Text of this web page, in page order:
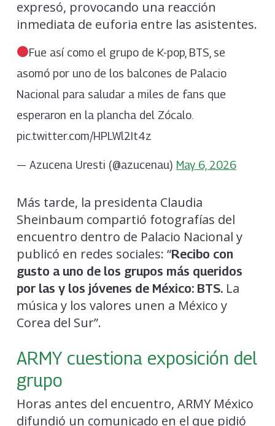
expresó, provocando una reacción
inmediata de euforia entre las asistentes.
Fue así como el grupo de K-pop, BTS, se
asomó por uno de los balcones de Palacio
Nacional para saludar a miles de fans que
esperaron en la plancha del Zócalo.
pic.twitter.com/HPLWl2It4z
— Azucena Uresti (@azucenau) May 6, 2026
Más tarde, la presidenta Claudia
Sheinbaum compartió fotografías del
encuentro dentro de Palacio Nacional y
publicó en redes sociales: “Recibo con
gusto a uno de los grupos más queridos
por las y los jóvenes de México: BTS.La
música y los valores unen a México y
Corea del Sur”.
ARMY cuestiona exposición del
grupo
Horas antes del encuentro, ARMY México
difundió un comunicado en el que pidió